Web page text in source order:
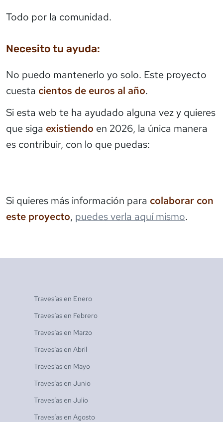
Todo por la comunidad.
Necesito tu ayuda:
No puedo mantenerlo yo solo. Este proyecto
cuesta cientos de euros al año.
Si esta web te ha ayudado alguna vez y quieres
que siga existiendo en 2026, la única manera
es contribuir, con lo que puedas:
Si quieres más información para colaborar con
este proyecto, puedes verla aquí mismo.
Travesías en Enero
Travesías en Febrero
Travesías en Marzo
Travesías en Abril
Travesías en Mayo
Travesías en Junio
Travesías en Julio
Travesías en Agosto